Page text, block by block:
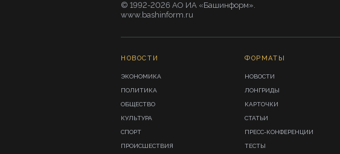
© 1992-2026 АО ИА «Башинформ».
www.bashinform.ru
НОВОСТИ
ЭКОНОМИКА
ПОЛИТИКА
ОБЩЕСТВО
КУЛЬТУРА
СПОРТ
ПРОИСШЕСТВИЯ
ФОРМАТЫ
НОВОСТИ
ЛОНГРИДЫ
КАРТОЧКИ
СТАТЬИ
ПРЕСС-КОНФЕРЕНЦИИ
ТЕСТЫ